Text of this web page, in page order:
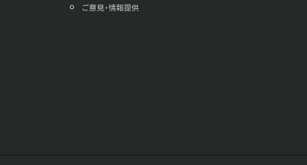
ご意見・情報提供